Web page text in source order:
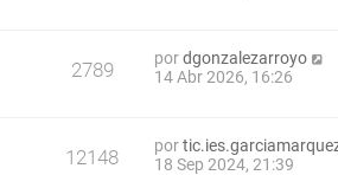
2789 pordgonzalezarroyo
14 Abr 2026, 16:26
12148 por
18 Sep 2024, 21:39